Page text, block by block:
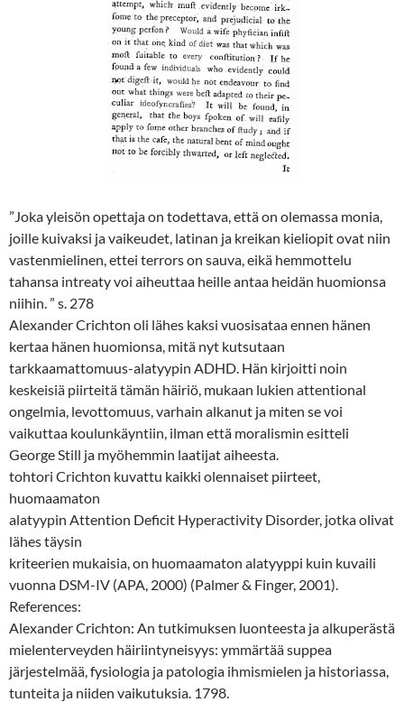
”Joka yleisön opettaja on todettava, että on olemassa monia,
joille kuivaksi ja vaikeudet, latinan ja kreikan kieliopit ovat niin
vastenmielinen, ettei terrors on sauva, eikä hemmottelu
tahansa intreaty voi aiheuttaa heille antaa heidän huomionsa
niihin. ” s. 278
Alexander Crichton oli lähes kaksi vuosisataa ennen hänen
kertaa hänen huomionsa, mitä nyt kutsutaan
tarkkaamattomuus-alatyypin ADHD. Hän kirjoitti noin
keskeisiä piirteitä tämän häiriö, mukaan lukien attentional
ongelmia, levottomuus, varhain alkanut ja miten se voi
vaikuttaa koulunkäyntiin, ilman että moralismin esitteli
George Still ja myöhemmin laatijat aiheesta.
tohtori Crichton kuvattu kaikki olennaiset piirteet,
huomaamaton
alatyypin Attention Deficit Hyperactivity Disorder, jotka olivat
lähes täysin
kriteerien mukaisia, on huomaamaton alatyyppi kuin kuvaili
vuonna DSM-IV (APA, 2000) (Palmer & Finger, 2001).
References:
Alexander Crichton: An tutkimuksen luonteesta ja alkuperästä
mielenterveyden häiriintyneisyys: ymmärtää suppea
järjestelmää, fysiologia ja patologia ihmismielen ja historiassa,
tunteita ja niiden vaikutuksia. 1798.